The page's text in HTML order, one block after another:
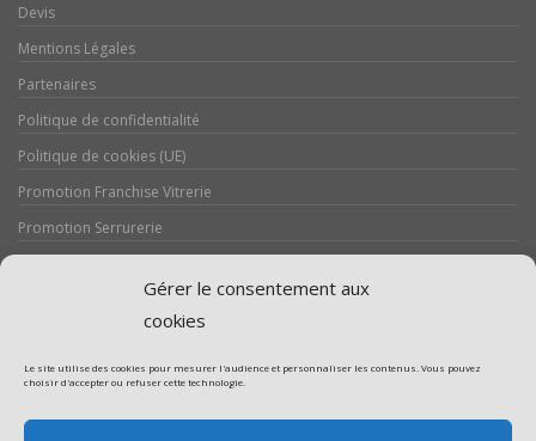
Gérer le consentement aux
cookies
Le site utilise des cookies pour mesurer l'audience et personnaliser les contenus. Vous pouvez
choisir d'accepter ou refuser cette technologie.
Devis
Mentions Légales
Partenaires
Politique de confidentialité
Politique de cookies (UE)
Promotion Franchise Vitrerie
Promotion Serrurerie